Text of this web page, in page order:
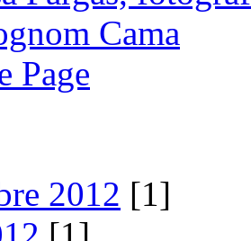
Cama
Page
2012 [1]